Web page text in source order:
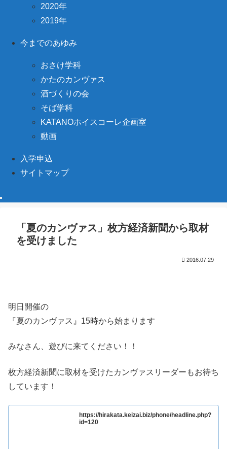
2020年
2019年
今までのあゆみ
おさけ学科
かたのカンヴァス
酒づくりの会
そば学科
KATANOホイスコーレ企画室
動画
入学申込
サイトマップ
「夏のカンヴァス」枚方経済新聞から取材
を受けました
2016.07.29
明日開催の
『夏のカンヴァス』15時から始まります
みなさん、遊びに来てください！！
枚方経済新聞に取材を受けたカンヴァスリーダーもお待ち
しています！
https://hirakata.keizai.biz/phone/headline.php?
id=120